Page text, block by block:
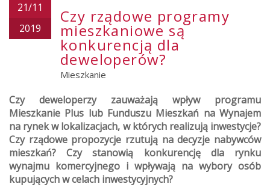
21/11
2019
Czy rządowe programy
mieszkaniowe są
konkurencją dla
deweloperów?
Mieszkanie
Czy deweloperzy zauważają wpływ programu
Mieszkanie Plus lub Funduszu Mieszkań na Wynajem
na rynek w lokalizacjach, w których realizują inwestycje?
Czy rządowe propozycje rzutują na decyzje nabywców
mieszkań? Czy stanowią konkurencję dla rynku
wynajmu komercyjnego i wpływają na wybory osób
kupujących w celach inwestycyjnych?